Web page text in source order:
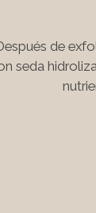
de
seda